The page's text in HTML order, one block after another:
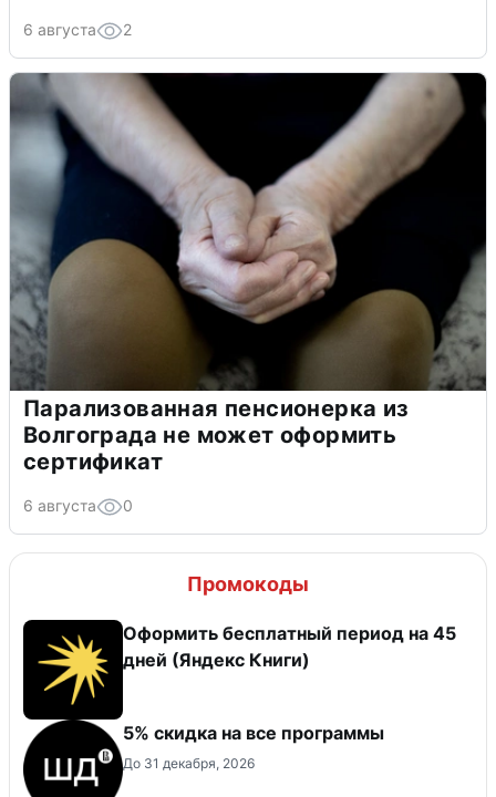
6 августа 2
Парализованная пенсионерка из
Волгограда не может оформить
сертификат
6 августа 0
Промокоды
Оформить бесплатный период на 45
дней (Яндекс Книги)
5% скидка на все программы
До 31 декабря, 2026